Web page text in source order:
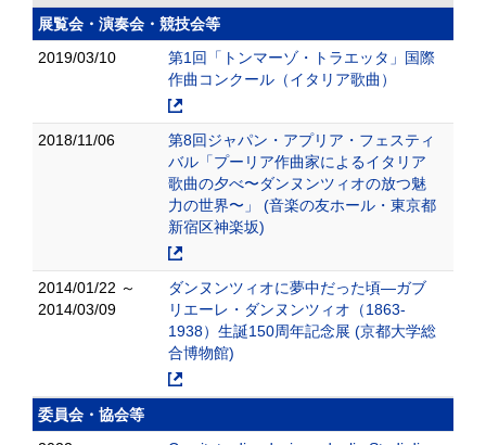
展覧会・演奏会・競技会等
2019/03/10
第1回「トンマーゾ・トラエッタ」国際
作曲コンクール（イタリア歌曲）
2018/11/06
第8回ジャパン・アプリア・フェスティ
バル「プーリア作曲家によるイタリア
歌曲の夕べ〜ダンヌンツィオの放つ魅
力の世界〜」 (音楽の友ホール・東京都
新宿区神楽坂)
2014/01/22 ～
2014/03/09
ダンヌンツィオに夢中だった頃―ガブ
リエーレ・ダンヌンツィオ（1863-
1938）生誕150周年記念展 (京都大学総
合博物館)
委員会・協会等